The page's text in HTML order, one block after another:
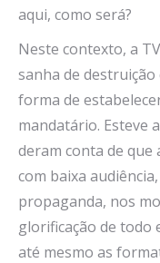
aqui, como será?
Neste contexto, a
sanha de
forma de
mandatário. Esteve
deram conta de que
com baixa
propaganda, nos
glorificação de todo
até mesmo as